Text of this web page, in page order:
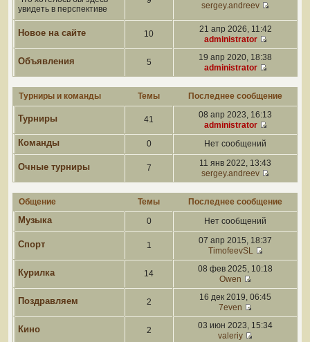
увидеть в перспективе
sergey.andreev
Новое на сайте 10
21 апр 2026, 11:42
administrator
Объявления 5
19 апр 2020, 18:38
administrator
Турниры и команды Темы Последнее сообщение
Турниры 41
08 апр 2023, 16:13
administrator
Команды 0 Нет сообщений
Очные турниры 7
11 янв 2022, 13:43
sergey.andreev
Общение Темы Последнее сообщение
Музыка 0 Нет сообщений
Спорт 1
07 апр 2015, 18:37
TimofeevSL
Курилка 14
08 фев 2025, 10:18
Owen
Поздравляем 2
16 дек 2019, 06:45
7even
Кино 2
03 июн 2023, 15:34
valeriy